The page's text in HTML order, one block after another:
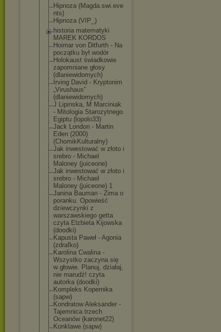
Hipnoza (Magda.swi.eve
nts)
Hipnoza (VIP_)
historia matematyki
MAREK KORDOS
Hoimar von Ditfurth - Na
początku był wodór
Holokaust świadkowie
zapomniane głosy
(dlaniewidomyc h)
Irving David - Kryptonim
„Virushaus”
(dlaniewidomyc h)
J Lipinska, M Marciniak
- Mitologia Starozytnego
Egiptu (lopolo33)
Jack London - Martin
Eden (2000)
(ChomikKultura lny)
Jak inwestować w złoto i
srebro - Michael
Maloney (juiceone)
Jak inwestować w złoto i
srebro - Michael
Maloney (juiceone) 1
Janina Bauman - Zima o
poranku. Opowieść
dziewczynki z
warszawskiego getta
czyta Elzbieta Kijowska
(doodki)
Kapusta Paweł - Agonia
(zdrafko)
Karolina Cwalina -
Wszystko zaczyna się
w głowie. Planuj, działaj,
nie marudź! czyta
autorka (doodki)
Kompleks Kopernika
(sapw)
Kondratow Aleksander -
Tajemnica trzech
Oceanów (karonet22)
Konklawe (sapw)